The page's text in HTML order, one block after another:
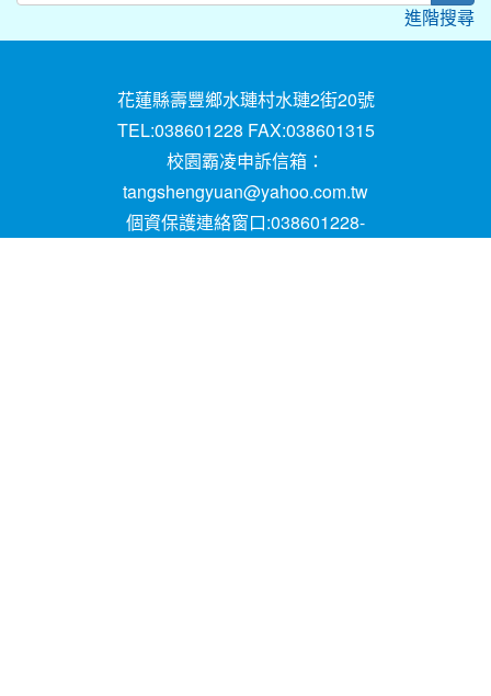
進階搜尋
花蓮縣壽豐鄉水璉村水璉2街20號
TEL:038601228 FAX:038601315
校園霸凌申訴信箱：
tangshengyuan@yahoo.com.tw
個資保護連絡窗口:038601228-